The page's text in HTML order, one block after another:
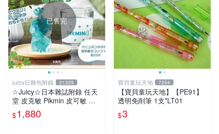
已售完
juicy日雜包附錄 21329
☆Juicy☆日本雜誌附錄 任天
堂 皮克敏 Pikmin 皮可敏 儲
冰盒 冰塊盒 製冰盒 冰塊模具
製冰模具 杯子 水杯
$1,880
寶貝童玩天地 7354
【寶貝童玩天地】【PE91】
透明免削筆 1支*LT01
$3